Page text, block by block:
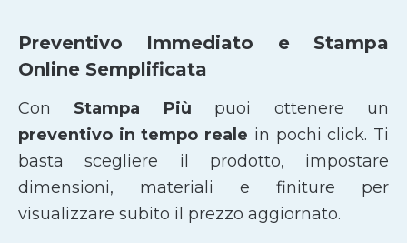
Preventivo Immediato e Stampa
Online Semplificata
Con Stampa Più puoi ottenere un
preventivo in tempo reale in pochi click. Ti
basta scegliere il prodotto, impostare
dimensioni, materiali e finiture per
visualizzare subito il prezzo aggiornato.